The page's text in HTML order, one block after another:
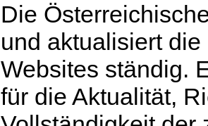
Die
und aktualisiert
Websites ständig.
für die Aktualität,